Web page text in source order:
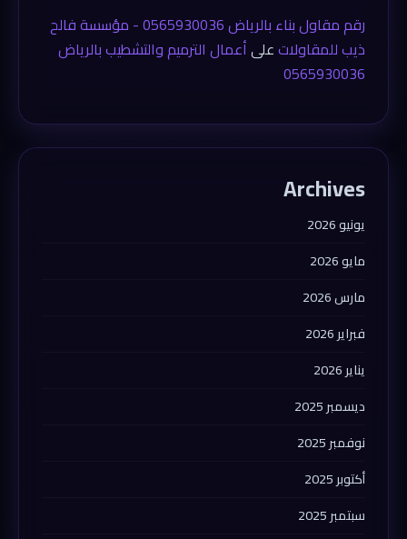
رقم مقاول بناء بالرياض 0565930036 - مؤسسة فالح
ذيب للمقاولاتعلىأعمال الترميم والتشطيب بالرياض
0565930036
Archives
يونيو 2026
مايو 2026
مارس 2026
فبراير 2026
يناير 2026
ديسمبر 2025
نوفمبر 2025
أكتوبر 2025
سبتمبر 2025